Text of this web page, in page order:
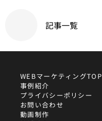
記事一覧
WEBマーケティングTOP
事例紹介
プライバシーポリシー
お問い合わせ
動画制作